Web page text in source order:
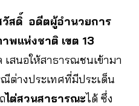
วัสดิ์ อดีตผู้อำนวยการ
พแห่งชาติ เขต 13
เสนอให้สาธารณชนเข้ามา
ต่างประเทศที่มีประเด็น
ไต่สวนสาธารณะได้ ซึ่ง